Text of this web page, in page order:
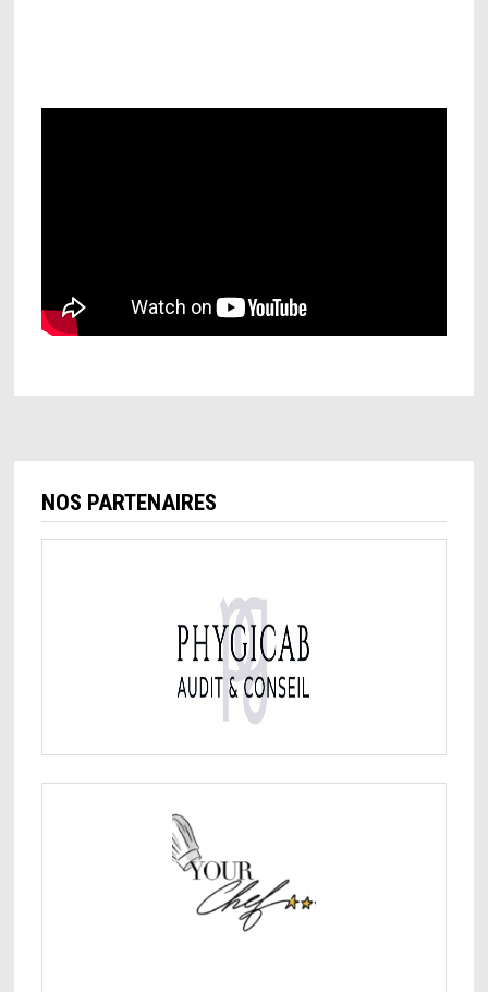
NOS PARTENAIRES